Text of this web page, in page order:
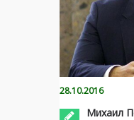
28.10.2016
Михаил